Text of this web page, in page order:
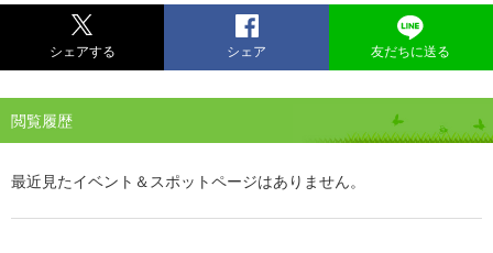
シェアする シェア 友だちに送る
閲覧履歴
最近見たイベント＆スポットページはありません。